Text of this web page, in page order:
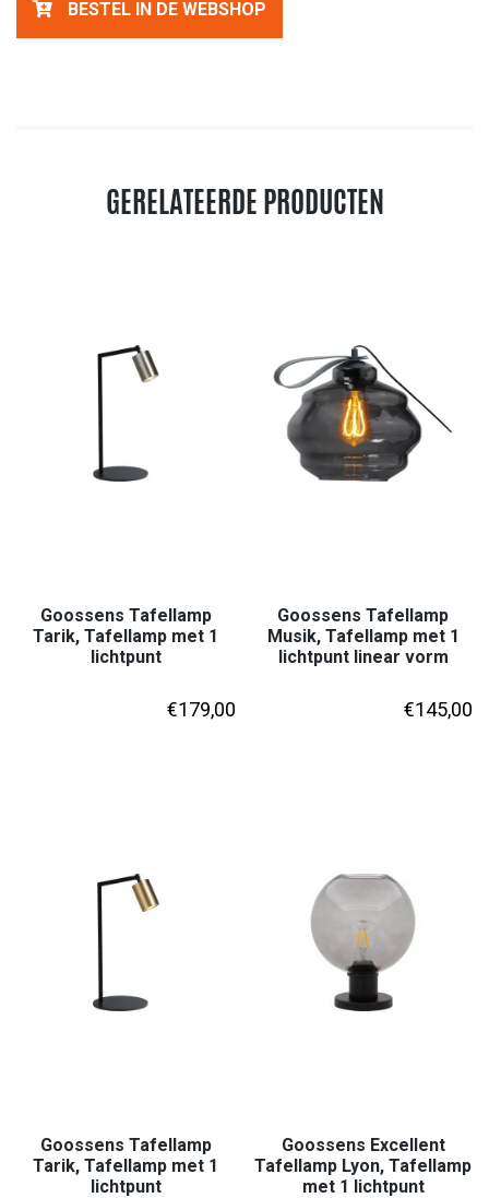
BESTEL IN DE WEBSHOP
GERELATEERDE PRODUCTEN
Goossens Tafellamp
Tarik, Tafellamp met 1
lichtpunt
€179,00
Goossens Tafellamp
Musik, Tafellamp met 1
lichtpunt linear vorm
€145,00
Goossens Tafellamp
Tarik, Tafellamp met 1
lichtpunt
Goossens Excellent
Tafellamp Lyon, Tafellamp
met 1 lichtpunt